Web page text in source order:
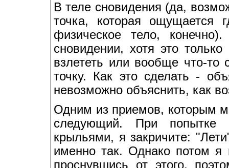
В теле сновидения (да,
точка, которая ощущается
физическое тело,
сновидении, хотя это
взлететь или вообще что-то
точку. Как это сделать -
невозможно объяснить, как
Одним из приемов, которым
следующий. При попытке
крыльями, я закричите:
именно так. Однако потом я
проснувшись от этого,